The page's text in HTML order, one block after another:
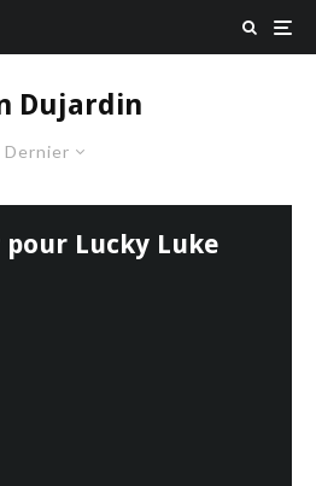
Dujardin
Dernier
Lucky Luke